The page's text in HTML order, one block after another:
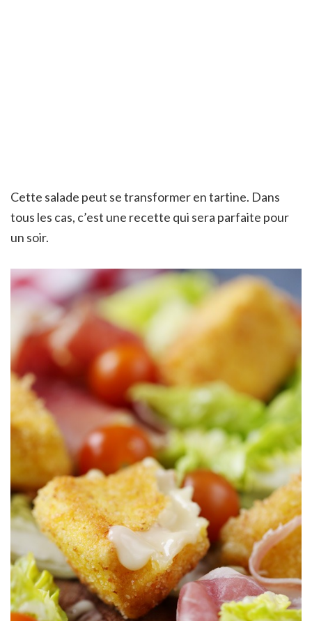
Cette salade peut se transformer en tartine. Dans
tous les cas, c’est une recette qui sera parfaite pour
un soir.